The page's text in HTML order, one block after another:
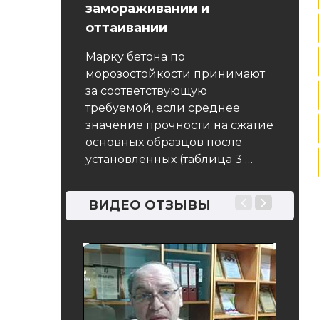
замораживании и
оттаивании
Марку бетона по
морозостойкости принимают
за соответствующую
требуемой, если среднее
значение прочности на сжатие
основных образцов после
установленных (таблица 3 …
ВИДЕО ОТЗЫВЫ